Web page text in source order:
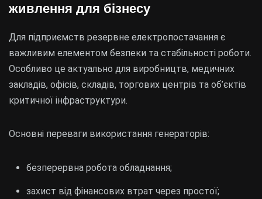
живлення для бізнесу
Для підприємств резервне електропостачання є
важливим елементом безпеки та стабільності роботи.
Особливо це актуально для виробництв, медичних
закладів, офісів, складів, торгових центрів та об’єктів
критичної інфраструктури.
Основні переваги використання генераторів:
безперервна робота обладнання;
захист від фінансових втрат через простої;